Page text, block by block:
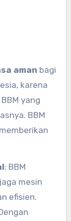
aman bagi
karena
yang
BBM
: BBM
mesin
efisien.